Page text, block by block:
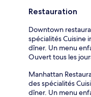
Restauration
Downtown
spécialités Cuisine
dîner. Un menu
Ouvert tous les
Manhattan
des spécialités
dîner. Un menu